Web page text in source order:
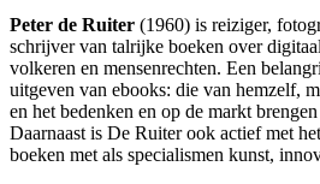
Peter de Ruiter (1960) is reiziger,
schrijver van talrijke boeken over
volkeren en mensenrechten. Een
uitgeven van ebooks: die van hemzelf,
en het bedenken en op de markt
Daarnaast is De Ruiter ook actief met
boeken met als specialismen kunst,